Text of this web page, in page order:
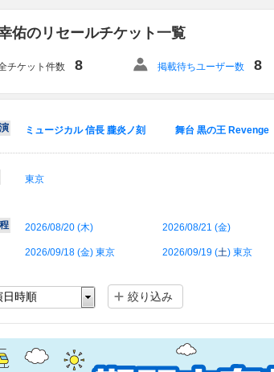
佑のリセールチケット一覧
チケット件数 8 掲載待ちユーザー数 8
ミュージカル 信長 朧炎ノ刻 舞台 黒の王 Revenge
東京
2026/08/20 (木) 2026/08/21 (金)
2026/09/18 (金) 東京 2026/09/19 (土) 東京
絞り込み